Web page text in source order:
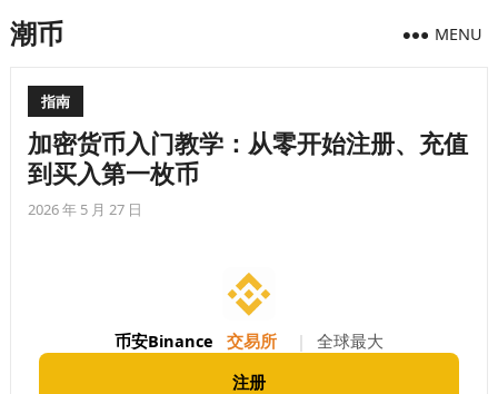
潮币 MENU
指南
加密货币入门教学：从零开始注册、充值
到买入第一枚币
2026 年 5 月 27 日
币安Binance 交易所 |
全球最大
注册